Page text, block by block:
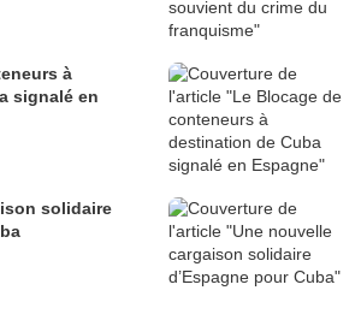
à
signalé en
solidaire